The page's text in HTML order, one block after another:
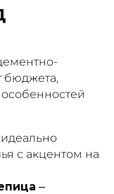
бюджета,
идеально
с акцентом на
–